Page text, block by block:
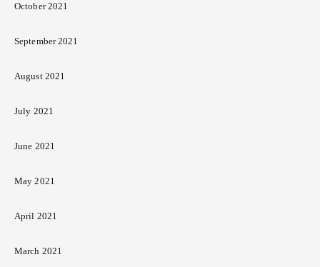
October 2021
September 2021
August 2021
July 2021
June 2021
May 2021
April 2021
March 2021